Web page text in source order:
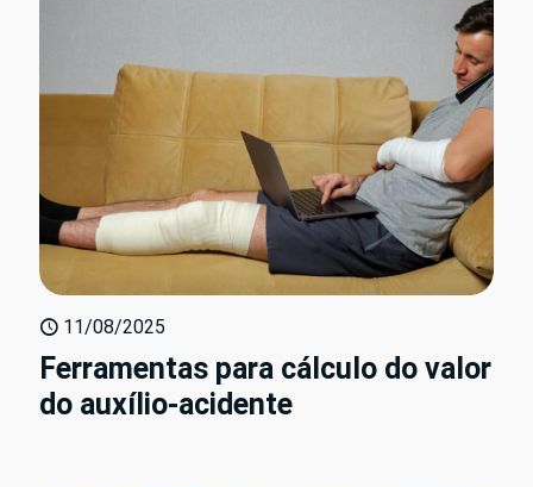
11/08/2025
Ferramentas para cálculo do valor
do auxílio-acidente